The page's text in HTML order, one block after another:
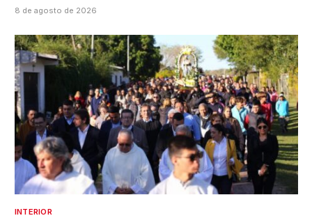
8 de agosto de 2026
INTERIOR